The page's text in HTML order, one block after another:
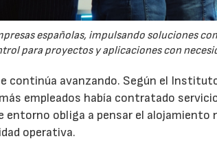
españolas, impulsando soluciones
para proyectos y aplicaciones con
continúa avanzando. Según el
empleados había contratado
obliga a pensar el alojamiento
operativa.